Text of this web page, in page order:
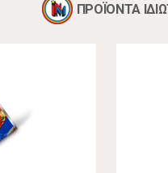
ΠΡΟΪΟΝΤΑ